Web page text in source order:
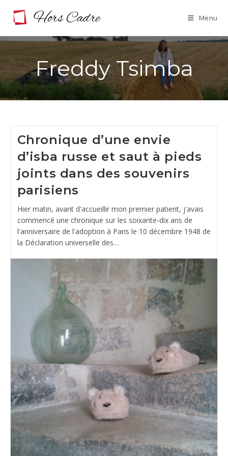
Menu
Freddy Tsimba
Chronique d’une envie
d’isba russe et saut à pieds
joints dans des souvenirs
parisiens
Hier matin, avant d'accueillir mon premier patient, j'avais
commencé une chronique sur les soixante-dix ans de
l'anniversaire de l'adoption à Paris le 10 décembre 1948 de
la Déclaration universelle des…